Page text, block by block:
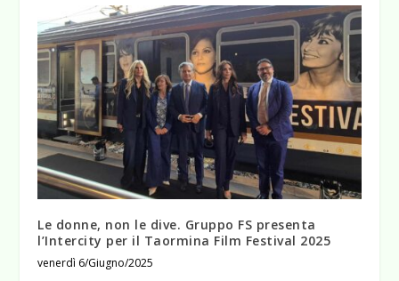
Le donne, non le dive. Gruppo FS presenta
l’Intercity per il Taormina Film Festival 2025
venerdì 6/Giugno/2025